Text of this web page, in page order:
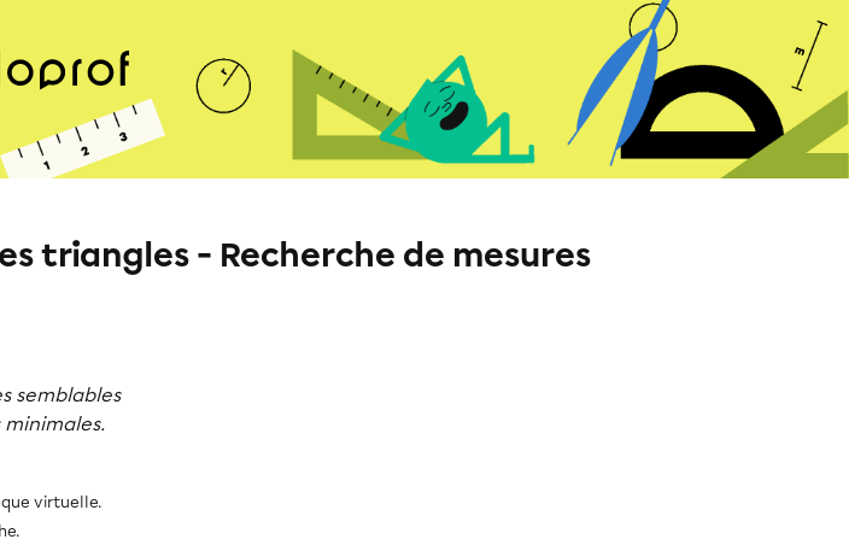
triangles - Recherche de mesures
semblables
virtuelle.